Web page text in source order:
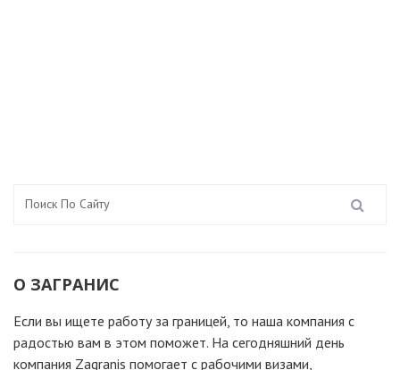
О ЗАГРАНИС
Если вы ищете работу за границей, то наша компания c
радостью вам в этом поможет. На сегодняшний день
компания Zagranis помогает с рабочими визами,